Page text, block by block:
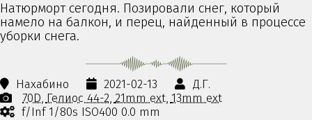
Натюрморт сегодня. Позировали снег, который
намело на балкон, и перец, найденный в процессе
уборки снега.
Нахабино 2021-02-13
Д.Г.
70D Гелиос 44-2 21mm ext 13mm ext
f/Inf 1/80s ISO400 0.0 mm